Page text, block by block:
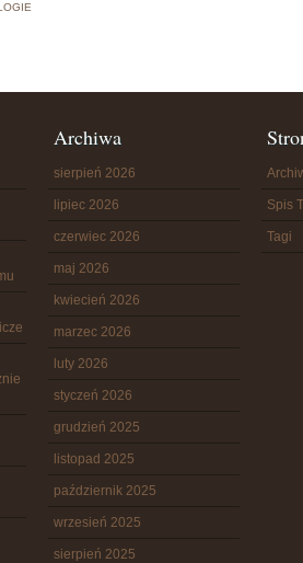
Archiwa
sierpień 2026
lipiec 2026
czerwiec 2026
maj 2026
kwiecień 2026
marzec 2026
luty 2026
styczeń 2026
grudzień 2025
listopad 2025
październik 2025
wrzesień 2025
sierpień 2025
Spis
Tagi